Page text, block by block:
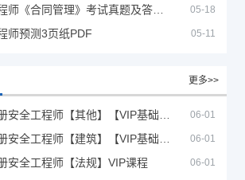
05-18
师预测3页纸PDF 05-11
更多>>
06-01
06-01
安全工程师【法规】VIP课程 06-01